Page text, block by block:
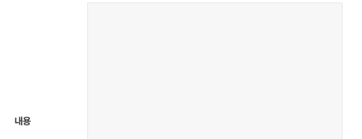
내용